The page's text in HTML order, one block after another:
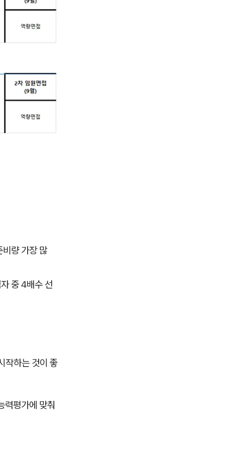
량 가장 많
중 4배수 선
작하는 것이 좋
력평가에 맞춰